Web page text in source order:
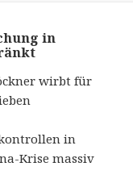
in
wirbt für
in
Krise massiv